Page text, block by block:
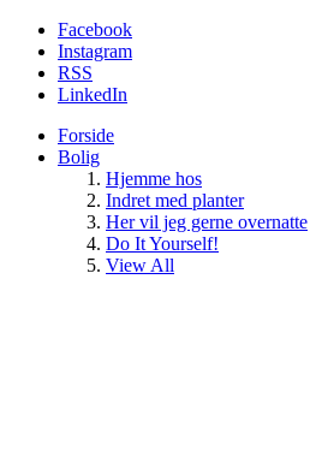
Facebook
Instagram
RSS
LinkedIn
Forside
Bolig
Hjemme hos
Indret med planter
Her vil jeg gerne overnatte
Do It Yourself!
View All